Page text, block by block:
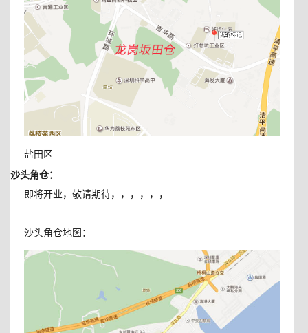
盐田区
沙头角仓：
即将开业，敬请期待，，，，，，
沙头角仓地图：